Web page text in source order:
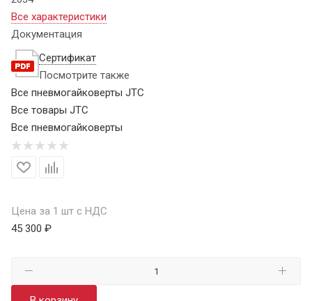
Все характеристики
Документация
Сертификат
Посмотрите также
Все пневмогайковерты JTC
Все товары JTC
Все пневмогайковерты
Цена за 1 шт с НДС
45 300 ₽